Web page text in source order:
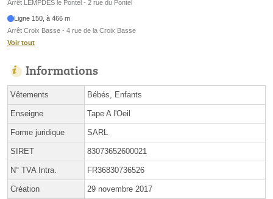
Arrêt LEMPDES le Pontel - 2 rue du Pontel
Ligne 150, à 466 m
Arrêt Croix Basse - 4 rue de la Croix Basse
Voir tout
Informations
Vêtements Bébés, Enfants
Enseigne Tape A l'Oeil
Forme juridique SARL
SIRET 83073652600021
N° TVA Intra. FR36830736526
Création 29 novembre 2017